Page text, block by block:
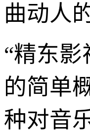
曲动人
“精东
的简单
种对音